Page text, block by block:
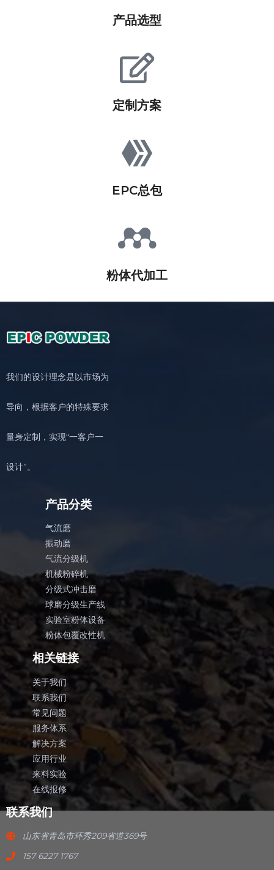
产品选型
定制方案
EPC总包
粉体代加工
我们的设计理念是以市场为
导向，根据客户的特殊要求
量身定制，实现“一客户一
设计”。
产品分类
气流磨
振动磨
气流分级机
机械粉碎机
分级式冲击磨
球磨分级生产线
实验室粉体设备
粉体包覆改性机
相关链接
关于我们
联系我们
常见问题
服务体系
解决方案
应用行业
来料实验
在线报修
联系我们
山东省青岛市环秀209省道369号
157 6227 1767